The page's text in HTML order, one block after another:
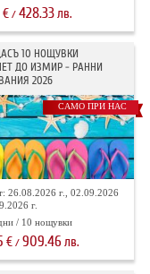
€ /428.33лв.
10 НОЩУВКИ
ДО ИЗМИР - РАННИ
2026
САМО ПРИ НАС
26.08.2026 г., 02.09.2026
г.
/ 10 нощувки
€ /909.46лв.